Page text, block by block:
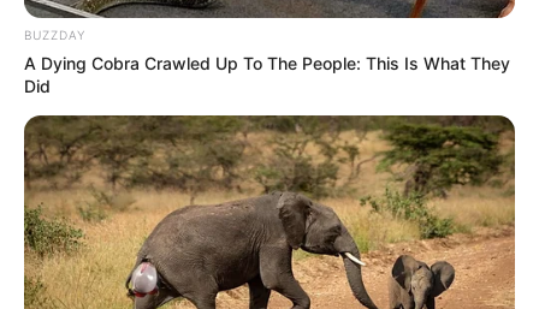
BUZZDAY
A Dying Cobra Crawled Up To The People: This Is What They
Did